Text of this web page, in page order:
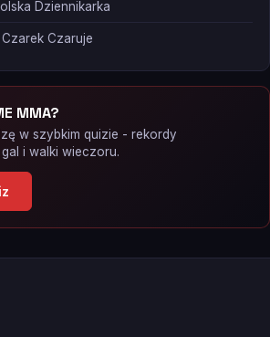
Dziennikarka
Czaruje
MMA?
w szybkim quizie - rekordy
i walki wieczoru.